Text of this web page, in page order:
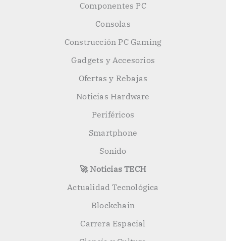
Componentes PC
Consolas
Construcción PC Gaming
Gadgets y Accesorios
Ofertas y Rebajas
Noticias Hardware
Periféricos
Smartphone
Sonido
🚀 Noticias TECH
Actualidad Tecnológica
Blockchain
Carrera Espacial